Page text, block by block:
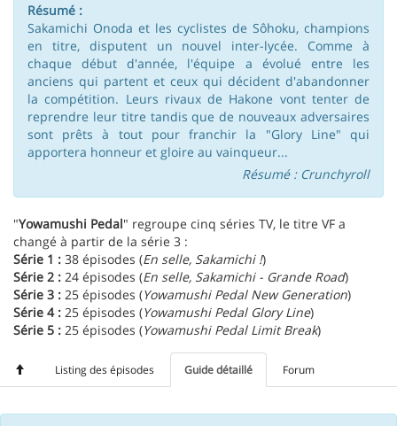
Résumé :
Sakamichi Onoda et les cyclistes de Sôhoku, champions
en titre, disputent un nouvel inter-lycée. Comme à
chaque début d'année, l'équipe a évolué entre les
anciens qui partent et ceux qui décident d'abandonner
la compétition. Leurs rivaux de Hakone vont tenter de
reprendre leur titre tandis que de nouveaux adversaires
sont prêts à tout pour franchir la "Glory Line" qui
apportera honneur et gloire au vainqueur...
Résumé : Crunchyroll
"Yowamushi Pedal" regroupe cinq séries TV, le titre VF a
changé à partir de la série 3 :
Série 1 : 38 épisodes (En selle, Sakamichi !)
Série 2 : 24 épisodes (En selle, Sakamichi - Grande Road)
Série 3 : 25 épisodes (Yowamushi Pedal New Generation)
Série 4 : 25 épisodes (Yowamushi Pedal Glory Line)
Série 5 : 25 épisodes (Yowamushi Pedal Limit Break)
Listing des épisodes Guide détaillé Forum